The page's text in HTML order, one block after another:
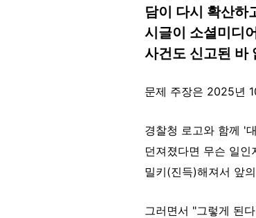
담이 다시 확산하
시글이 소셜미디
사건도 신고된 바
문제 주장은 2025년
경찰청 로고와 함께 '
던져졌다면 무슨 일
밀키(진득)해져서 앞
그러면서 "그렇게 된